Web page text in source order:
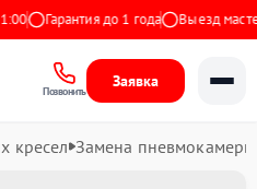
Гарантия до 1 года Выезд
Позвонить
Заявка
кресел Замена пневмокамеры